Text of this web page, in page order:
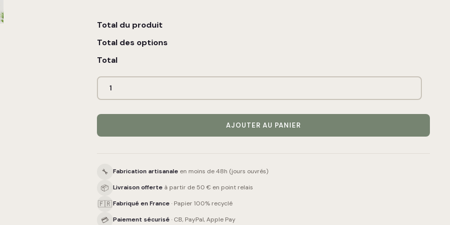
Total du produit
Total des options
Total
AJOUTER AU PANIER
🔧 Fabrication artisanale en moins de 48h (jours ouvrés)
📦 Livraison offerte à partir de 50 € en point relais
🇫🇷Fabriqué en France · Papier 100% recyclé
💳 Paiement sécurisé · CB, PayPal, Apple Pay